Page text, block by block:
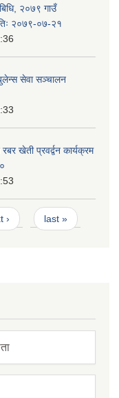
२०७९ गाउँ
२०७९-०७-२१
सेवा सञ्चालन
खेती प्रवर्द्वन कार्यक्रम
› last »